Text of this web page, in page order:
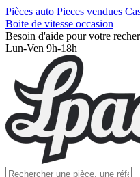
Pièces auto Pieces vendues
Boite de vitesse occasion
Besoin d'aide pour votre
Lun-Ven 9h-18h